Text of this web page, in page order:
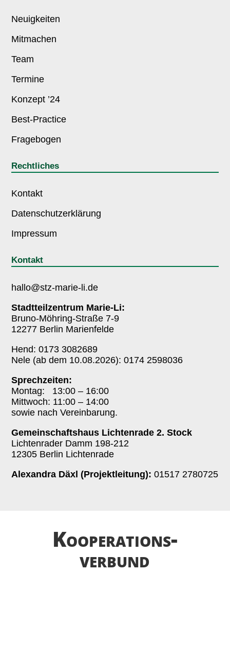
Neuigkeiten
Mitmachen
Team
Termine
Konzept ’24
Best-Practice
Fragebogen
Rechtliches
Kontakt
Datenschutzerklärung
Impressum
Kontakt
hallo@stz-marie-li.de
Stadtteilzentrum Marie-Li:
Bruno-Möhring-Straße 7-9
12277 Berlin Marienfelde
Hend: 0173 3082689
Nele (ab dem 10.08.2026): 0174 2598036
Sprechzeiten:
Montag: 13:00 – 16:00
Mittwoch: 11:00 – 14:00
sowie nach Vereinbarung.
Gemeinschaftshaus Lichtenrade 2. Stock
Lichtenrader Damm 198-212
12305 Berlin Lichtenrade
Alexandra Däxl (Projektleitung):01517 2780725
Kooperations­­
verbund